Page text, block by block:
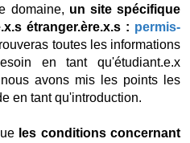
domaine, un site spécifique
étranger.ère.x.s : permis-
toutes les informations
en tant qu'étudiant.e.x
avons mis les points les
en tant qu'introduction.
les conditions concernant